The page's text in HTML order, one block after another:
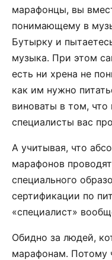
марафонцы, вы
понимающему в
Бутырку и
музыка. При этом
есть ни хрена не
как им нужно
виноваты в том, что
специалисты вас
А учитывая, что
марафонов
специального
сертификации по
«специалист»
Обидно за людей,
марафонам. Потому